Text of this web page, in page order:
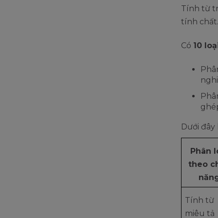
Tính từ
tính
Có 10
Dưới
Phân
theo
Tính từ
miêu tả